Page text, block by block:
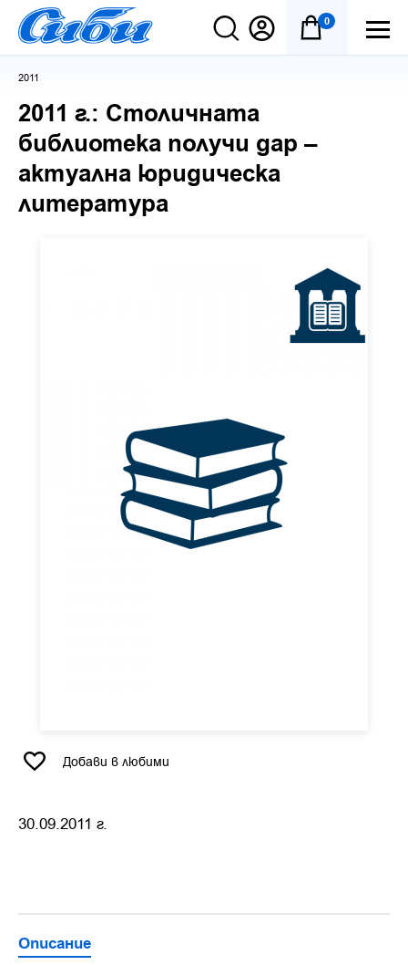
0
2011
2011 г.: Столичната
библиотека получи дар –
актуална юридическа
литература
30.09.2011 г.
Добави в любими
Описание